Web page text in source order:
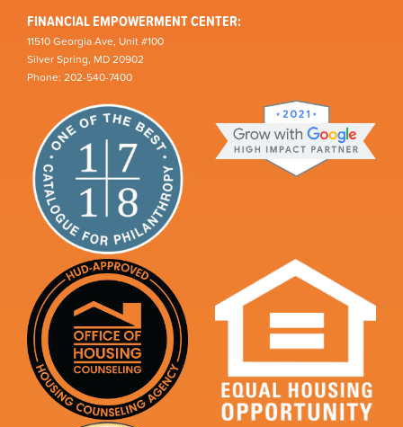
FINANCIAL EMPOWERMENT CENTER:
11510 Georgia Ave, Unit #100
Silver Spring, MD 20902
Phone: 202-540-7400